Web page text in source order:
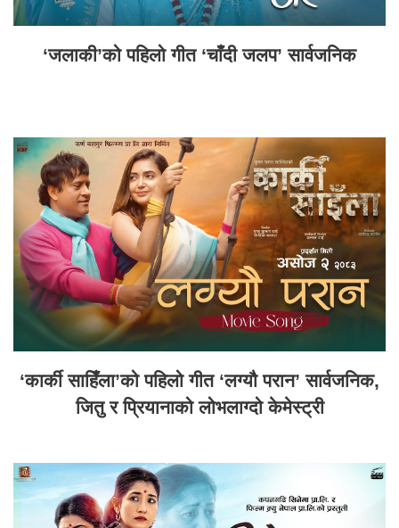
‘जलाकी’को पहिलो गीत ‘चाँदी जलप’ सार्वजनिक
‘कार्की साहिँला’को पहिलो गीत ‘लग्यौ परान’ सार्वजनिक,
जितु र प्रियानाको लोभलाग्दो केमेस्ट्री